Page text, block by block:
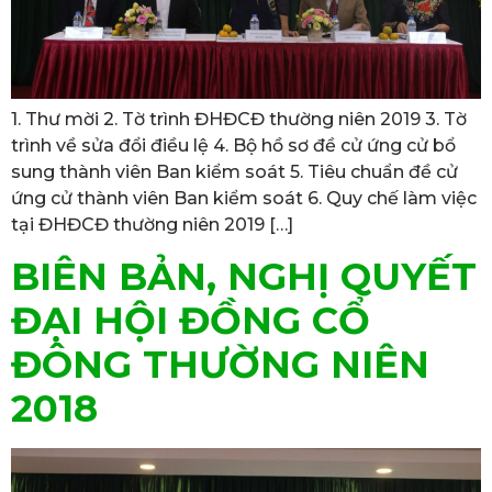
1. Thư mời 2. Tờ trình ĐHĐCĐ thường niên 2019 3. Tờ
trình về sửa đổi điều lệ 4. Bộ hồ sơ đề cử ứng cử bổ
sung thành viên Ban kiểm soát 5. Tiêu chuẩn đề cử
ứng cử thành viên Ban kiểm soát 6. Quy chế làm việc
tại ĐHĐCĐ thường niên 2019 […]
BIÊN BẢN, NGHỊ QUYẾT
ĐẠI HỘI ĐỒNG CỔ
ĐÔNG THƯỜNG NIÊN
2018